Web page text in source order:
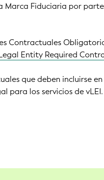
Marca Fiduciaria por
Contractuales
Entity Required
que deben incluirse en
para los servicios de vLEI.